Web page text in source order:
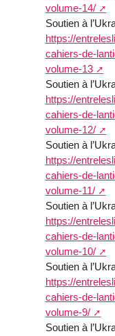
volume-14/
Soutien à
https://
cahiers-de-
volume-13
Soutien à
https://
cahiers-de-
volume-12/
Soutien à
https://
cahiers-de-
volume-11/
Soutien à
https://
cahiers-de-
volume-10/
Soutien à
https://
cahiers-de-
volume-9/
Soutien à